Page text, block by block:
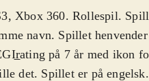
Xbox 360. Rollespil.
navn. Spillet
på 7 år med ikon
det. Spillet er på engelsk.